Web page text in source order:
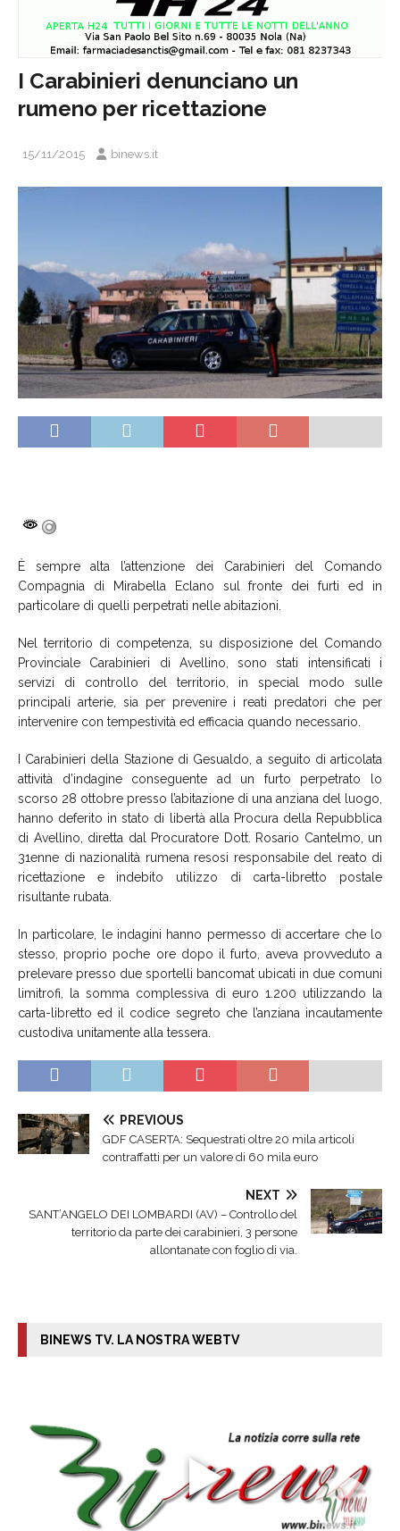
I Carabinieri denunciano un
rumeno per ricettazione
15/11/2015 binews.it
È sempre alta l’attenzione dei Carabinieri del Comando
Compagnia di Mirabella Eclano sul fronte dei furti ed in
particolare di quelli perpetrati nelle abitazioni.
Nel territorio di competenza, su disposizione del Comando
Provinciale Carabinieri di Avellino, sono stati intensificati i
servizi di controllo del territorio, in special modo sulle
principali arterie, sia per prevenire i reati predatori che per
intervenire con tempestività ed efficacia quando necessario.
I Carabinieri della Stazione di Gesualdo, a seguito di articolata
attività d’indagine conseguente ad un furto perpetrato lo
scorso 28 ottobre presso l’abitazione di una anziana del luogo,
hanno deferito in stato di libertà alla Procura della Repubblica
di Avellino, diretta dal Procuratore Dott. Rosario Cantelmo, un
31enne di nazionalità rumena resosi responsabile del reato di
ricettazione e indebito utilizzo di carta-libretto postale
risultante rubata.
In particolare, le indagini hanno permesso di accertare che lo
stesso, proprio poche ore dopo il furto, aveva provveduto a
prelevare presso due sportelli bancomat ubicati in due comuni
limitrofi, la somma complessiva di euro 1.200 utilizzando la
carta-libretto ed il codice segreto che l’anziana incautamente
custodiva unitamente alla tessera.
PREVIOUS
GDF CASERTA: Sequestrati oltre 20 mila articoli
contraffatti per un valore di 60 mila euro
NEXT
SANT’ANGELO DEI LOMBARDI (AV) – Controllo del
territorio da parte dei carabinieri, 3 persone
allontanate con foglio di via.
BINEWS TV. LA NOSTRA WEBTV